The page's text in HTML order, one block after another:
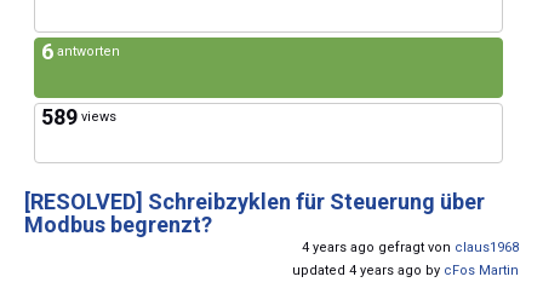
6 antworten
589 views
[RESOLVED] Schreibzyklen für Steuerung über
Modbus begrenzt?
4 years ago gefragt von claus1968
updated 4 years ago by cFos Martin